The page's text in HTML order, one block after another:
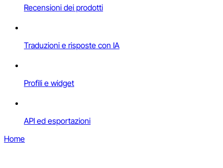
Recensioni dei prodotti
Traduzioni e risposte con IA
Profili e widget
API ed esportazioni
Home